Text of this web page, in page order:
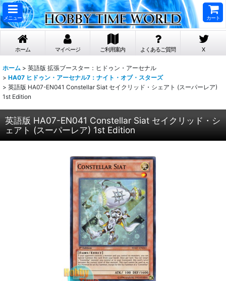
メニュー カート
ホーム マイページ ご利用案内 よくあるご質問 X
ホーム > 英語版 拡張ブースター：ヒドゥン・アーセナル
> HA07 ヒドゥン・アーセナル7：ナイト・オブ・スターズ
> 英語版 HA07-EN041 Constellar Siat セイクリッド・シェアト (スーパーレア)
1st Edition
英語版 HA07-EN041 Constellar Siat セイクリッド・シ
ェアト (スーパーレア) 1st Edition